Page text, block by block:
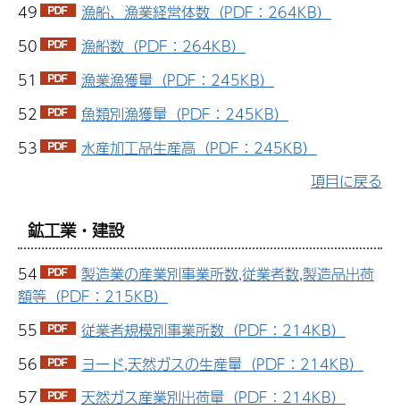
49
漁船、漁業経営体数（PDF：264KB）
50
漁船数（PDF：264KB）
51
漁業漁獲量（PDF：245KB）
52
魚類別漁獲量（PDF：245KB）
53
水産加工品生産高（PDF：245KB）
項目に戻る
鉱工業・建設
54
製造業の産業別事業所数,従業者数,製造品出荷
額等（PDF：215KB）
55
従業者規模別事業所数（PDF：214KB）
56
ヨード,天然ガスの生産量（PDF：214KB）
57
天然ガス産業別出荷量（PDF：214KB）